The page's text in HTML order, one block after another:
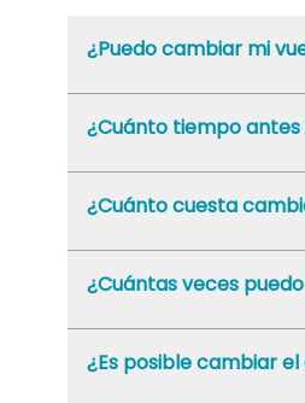
¿Puedo cambiar mi
¿Cuánto tiempo
¿Cuánto cuesta
¿Cuántas veces
¿Es posible cambiar